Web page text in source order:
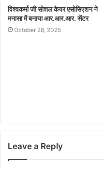
विश्वकर्मा जी सोशल केयर एसोसिएशन ने
मनासा में बनाया आर.आर.आर. सेंटर
October 28, 2025
Leave a Reply